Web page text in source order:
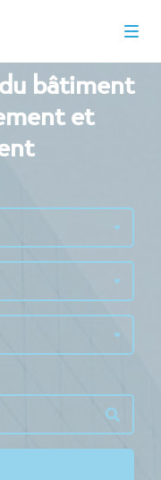
bâtiment
et